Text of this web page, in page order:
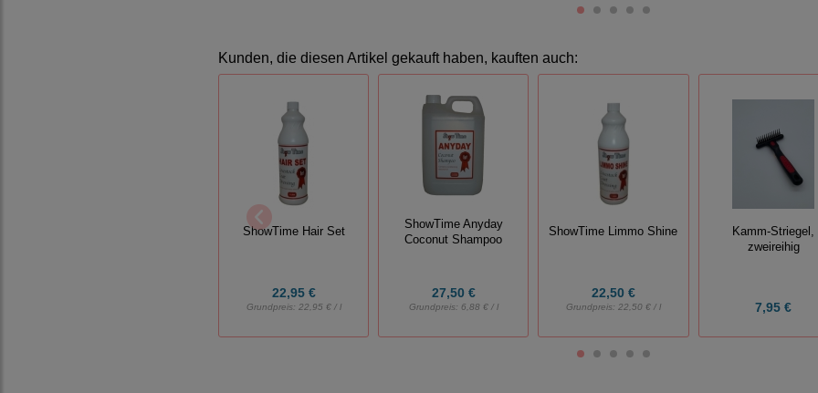
Kunden, die diesen Artikel gekauft haben, kauften auch:
ShowTime Hair Set
22,95 €
Grundpreis: 22,95 € / l
ShowTime Anyday
Coconut Shampoo
27,50 €
Grundpreis: 6,88 € / l
ShowTime Limmo Shine
22,50 €
Grundpreis: 22,50 € / l
Kamm-Striegel,
zweireihig
7,95 €